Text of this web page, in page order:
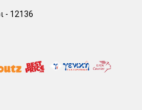
- 12136